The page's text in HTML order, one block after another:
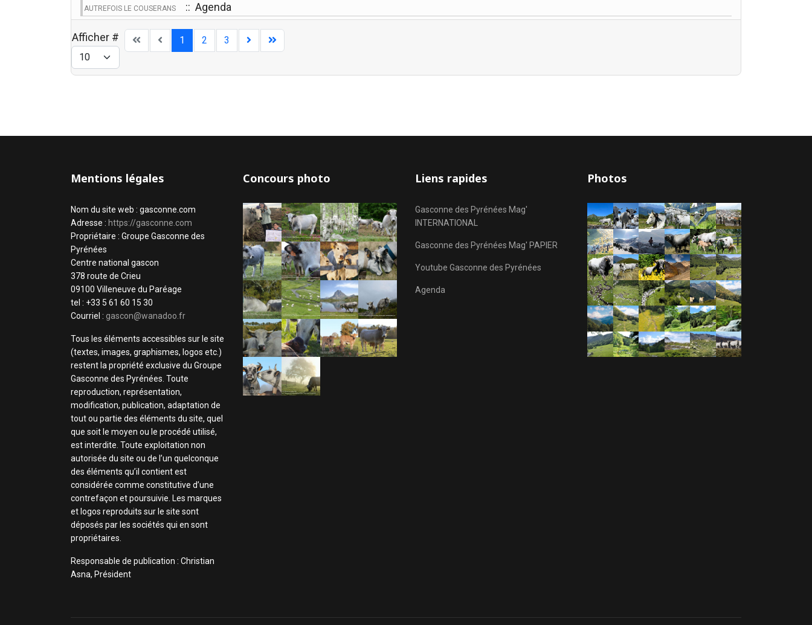
AUTREFOIS LE COUSERANS :: Agenda
Afficher # 1 2 3
Mentions légales
Nom du site web : gasconne.com
Adresse : https://gasconne.com
Propriétaire : Groupe Gasconne des
Pyrénées
Centre national gascon
378 route de Crieu
09100 Villeneuve du Paréage
tel : +33 5 61 60 15 30
Courriel : gascon@wanadoo.fr
Tous les éléments accessibles sur le site
(textes, images, graphismes, logos etc.)
restent la propriété exclusive du Groupe
Gasconne des Pyrénées. Toute
reproduction, représentation,
modification, publication, adaptation de
tout ou partie des éléments du site, quel
que soit le moyen ou le procédé utilisé,
est interdite. Toute exploitation non
autorisée du site ou de l’un quelconque
des éléments qu’il contient est
considérée comme constitutive d’une
contrefaçon et poursuivie. Les marques
et logos reproduits sur le site sont
déposés par les sociétés qui en sont
propriétaires.
Responsable de publication : Christian
Asna, Président
Concours photo Liens rapides
Gasconne des Pyrénées Mag'
INTERNATIONAL
Gasconne des Pyrénées Mag' PAPIER
Youtube Gasconne des Pyrénées
Agenda
Photos